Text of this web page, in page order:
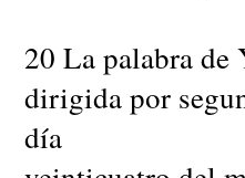
20 La palabra de
dirigida por
día